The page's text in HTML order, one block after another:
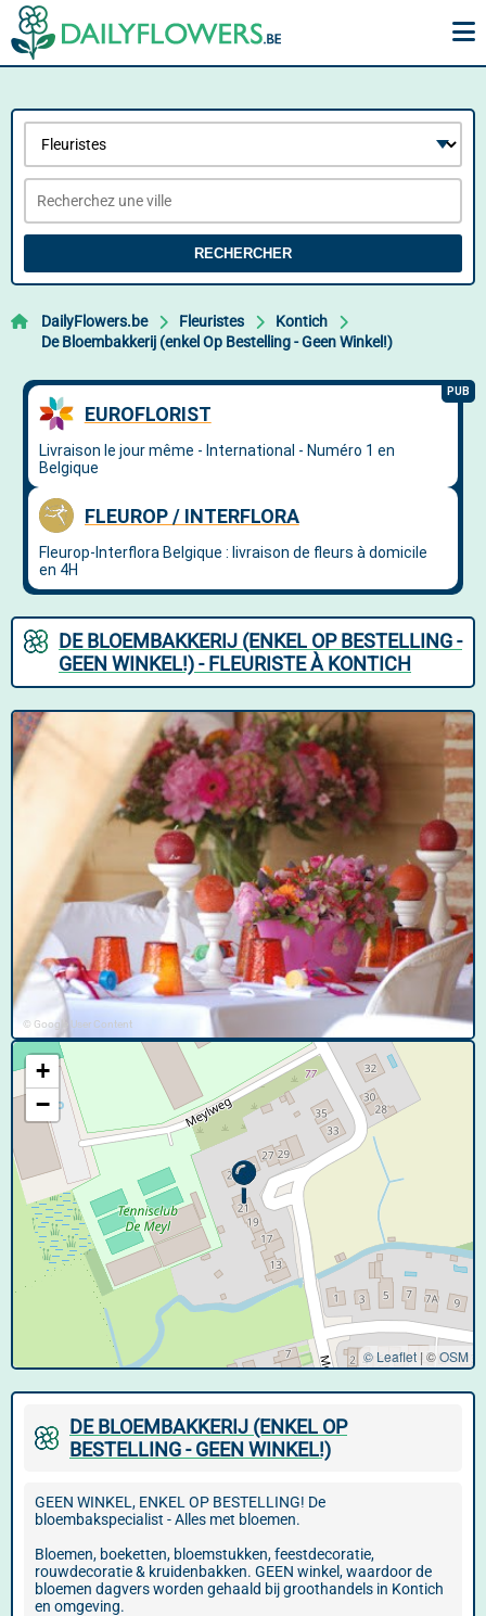
RECHERCHER
DailyFlowers.be Fleuristes
Kontich
De Bloembakkerij (enkel Op Bestelling - Geen Winkel!)
DE BLOEMBAKKERIJ (ENKEL OP BESTELLING -
GEEN WINKEL!) - FLEURISTE À KONTICH
© Google User Content
+
−
© Leaflet |©OSM
DE BLOEMBAKKERIJ (ENKEL OP
BESTELLING - GEEN WINKEL!)
GEEN WINKEL, ENKEL OP BESTELLING! De
bloembakspecialist - Alles met bloemen.
Bloemen, boeketten, bloemstukken, feestdecoratie,
rouwdecoratie & kruidenbakken. GEEN winkel, waardoor de
bloemen dagvers worden gehaald bij groothandels in Kontich
en omgeving.